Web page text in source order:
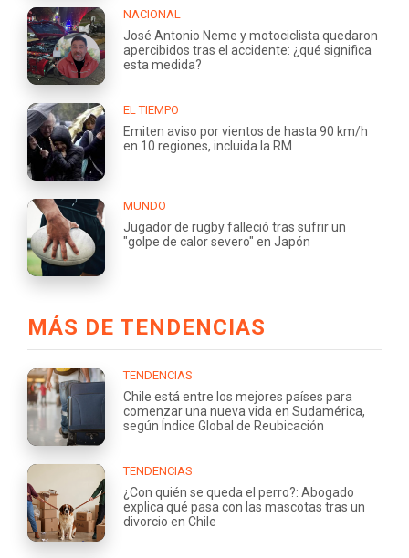
NACIONAL
José Antonio Neme y motociclista quedaron
apercibidos tras el accidente: ¿qué significa
esta medida?
EL TIEMPO
Emiten aviso por vientos de hasta 90 km/h
en 10 regiones, incluida la RM
MUNDO
Jugador de rugby falleció tras sufrir un
"golpe de calor severo" en Japón
MÁS DE TENDENCIAS
TENDENCIAS
Chile está entre los mejores países para
comenzar una nueva vida en Sudamérica,
según Índice Global de Reubicación
TENDENCIAS
¿Con quién se queda el perro?: Abogado
explica qué pasa con las mascotas tras un
divorcio en Chile